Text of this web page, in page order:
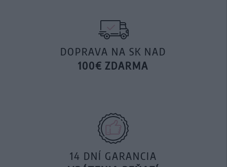
DOPRAVA NA SK NAD
100€ ZDARMA
14 DNÍ GARANCIA